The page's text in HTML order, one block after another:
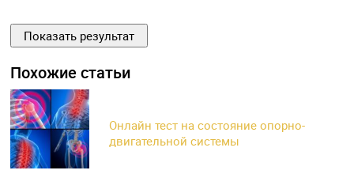
Похожие статьи
Онлайн тест на состояние опорно-
двигательной системы